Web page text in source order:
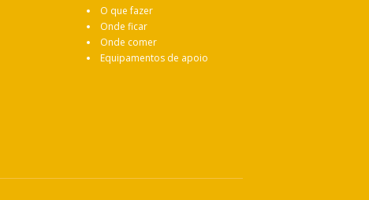
O que fazer
Onde ficar
Onde comer
Equipamentos de apoio